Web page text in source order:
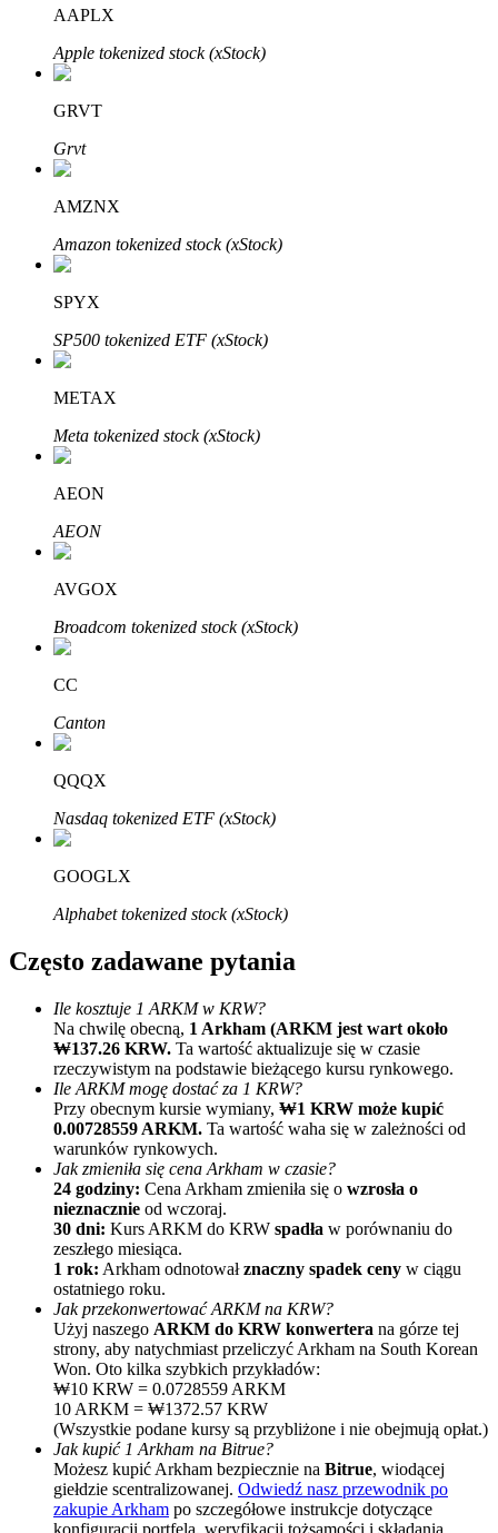
Automatyczna inwestycja
Zdobądź długoterminowy zysk i elastyczne zainteresowania
Naucz się stakingu
Dowiedz się, jak uzyskać dochód pasywny
Bitrue
Bitruści Partnerzy
Afiliaci Bitrue
Aż do 65% prowizji!
Polecaj
Zaproś przyjaciela, aby otrzymać nagrody pieniężne
Deposit CASHCAT & Win
Deposit CASHCAT & Win
AAPLX
Apple tokenized stock (xStock)
GRVT
Grvt
AMZNX
Amazon tokenized stock (xStock)
SPYX
SP500 tokenized ETF (xStock)
METAX
Meta tokenized stock (xStock)
AEON
AEON
AVGOX
Broadcom tokenized stock (xStock)
CC
Canton
QQQX
Nasdaq tokenized ETF (xStock)
GOOGLX
Alphabet tokenized stock (xStock)
Często zadawane pytania
Ile kosztuje 1 ARKM w KRW?
Na chwilę obecną, 1 Arkham (ARKM jest wart około
₩137.26 KRW. Ta wartość aktualizuje się w czasie
rzeczywistym na podstawie bieżącego kursu rynkowego.
Ile ARKM mogę dostać za 1 KRW?
Przy obecnym kursie wymiany, ₩1 KRW może kupić
0.00728559 ARKM. Ta wartość waha się w zależności od
warunków rynkowych.
Jak zmieniła się cena Arkham w czasie?
24 godziny: Cena Arkham zmieniła się o wzrosła o
nieznacznie od wczoraj.
30 dni: Kurs ARKM do KRW spadła w porównaniu do
zeszłego miesiąca.
1 rok: Arkham odnotowałznaczny spadek ceny w ciągu
ostatniego roku.
Jak przekonwertować ARKM na KRW?
Użyj naszego ARKM do KRW konwertera na górze tej
strony, aby natychmiast przeliczyć Arkham na South Korean
Won. Oto kilka szybkich przykładów:
₩10 KRW = 0.0728559 ARKM
10 ARKM = ₩1372.57 KRW
(Wszystkie podane kursy są przybliżone i nie obejmują opłat.)
Jak kupić 1 Arkham na Bitrue?
Możesz kupić Arkham bezpiecznie na Bitrue, wiodącej
giełdzie scentralizowanej. Odwiedź nasz przewodnik po
zakupie Arkham po szczegółowe instrukcje dotyczące
konfiguracji portfela, weryfikacji tożsamości i składania